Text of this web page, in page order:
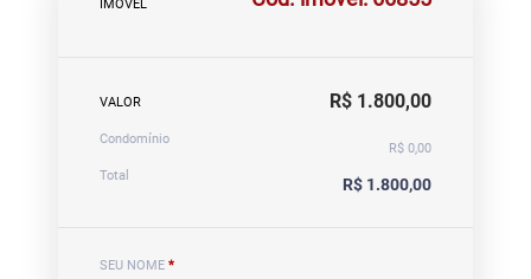
IMÓVEL
VALOR R$ 1.800,00
Condomínio
R$ 0,00
Total
R$ 1.800,00
SEU NOME *